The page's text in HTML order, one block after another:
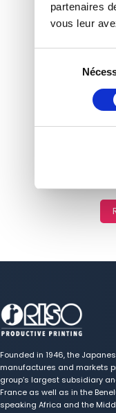
partenaires
vous leur
consentement
2020 :
Instilling
PANTONE
makes us
Founded in 1946, the
manufactures and markets
group’s largest subsidiary
France as well as in the
speaking Africa and the